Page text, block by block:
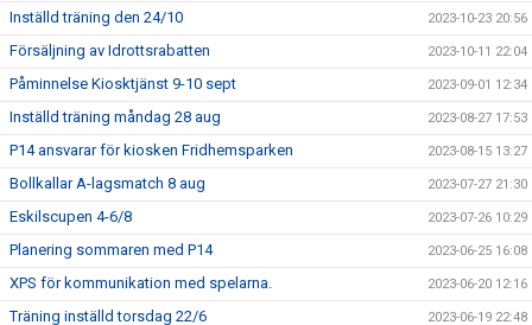
Inställd träning den 24/10 2023-10-23 20:56
Försäljning av Idrottsrabatten 2023-10-11 22:04
Påminnelse Kiosktjänst 9-10 sept 2023-09-01 12:34
Inställd träning måndag 28 aug 2023-08-27 17:53
P14 ansvarar för kiosken Fridhemsparken 2023-08-15 13:27
Bollkallar A-lagsmatch 8 aug 2023-07-27 21:30
Eskilscupen 4-6/8 2023-07-26 10:29
Planering sommaren med P14 2023-06-25 16:08
XPS för kommunikation med spelarna. 2023-06-20 12:16
Träning inställd torsdag 22/6 2023-06-19 22:48